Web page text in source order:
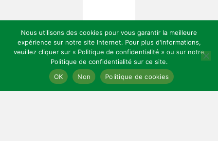
Copyright 2026 — Celles Institut - Santé, prévention et bien-être.
All rights reserved. Bloglo WordPress Theme
Nous utilisons des cookies pour vous garantir la meilleure
expérience sur notre site Internet. Pour plus d'informations,
veuillez cliquer sur « Politique de confidentialité » ou sur notre
Politique de confidentialité sur ce site.
OK
Non Politique de cookies